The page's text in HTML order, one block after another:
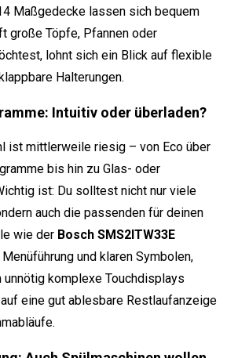
Maßgedecke lassen sich bequem
große Töpfe, Pfannen oder
lohnt sich ein Blick auf flexible
Halterungen.
Intuitiv oder überladen?
ist mittlerweile riesig – von Eco über
bis hin zu Glas- oder
ist: Du solltest nicht nur viele
auch die passenden für deinen
wie der Bosch SMS2ITW33E
und klaren Symbolen,
unnötig komplexe Touchdisplays
eine gut ablesbare Restlaufanzeige